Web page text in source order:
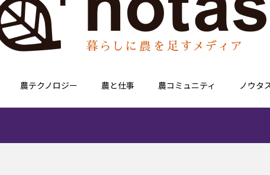
農テクノロジー 農と仕事 農コミュニティ ノウタ